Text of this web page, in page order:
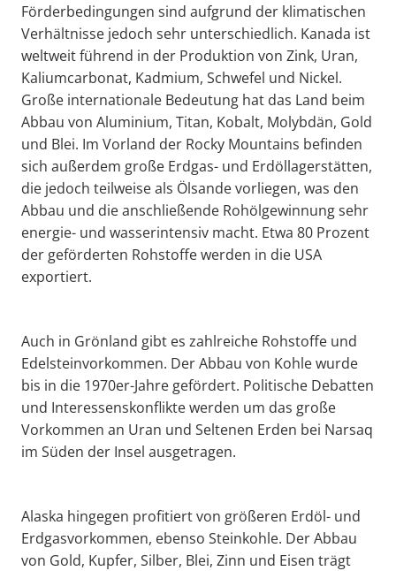
Förderbedingungen sind aufgrund der klimatischen
Verhältnisse jedoch sehr unterschiedlich. Kanada ist
weltweit führend in der Produktion von Zink, Uran,
Kaliumcarbonat, Kadmium, Schwefel und Nickel.
Große internationale Bedeutung hat das Land beim
Abbau von Aluminium, Titan, Kobalt, Molybdän, Gold
und Blei. Im Vorland der Rocky Mountains befinden
sich außerdem große Erdgas- und Erdöllagerstätten,
die jedoch teilweise als Ölsande vorliegen, was den
Abbau und die anschließende Rohölgewinnung sehr
energie- und wasserintensiv macht. Etwa 80 Prozent
der geförderten Rohstoffe werden in die USA
exportiert.
Auch in Grönland gibt es zahlreiche Rohstoffe und
Edelsteinvorkommen. Der Abbau von Kohle wurde
bis in die 1970er-Jahre gefördert. Politische Debatten
und Interessenskonflikte werden um das große
Vorkommen an Uran und Seltenen Erden bei Narsaq
im Süden der Insel ausgetragen.
Alaska hingegen profitiert von größeren Erdöl- und
Erdgasvorkommen, ebenso Steinkohle. Der Abbau
von Gold, Kupfer, Silber, Blei, Zinn und Eisen trägt